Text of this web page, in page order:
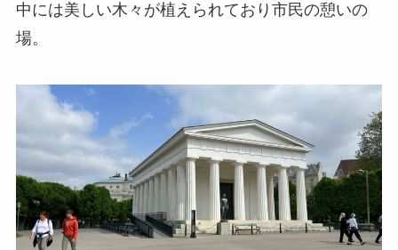
中には美しい木々が植えられており市民の憩いの
場。